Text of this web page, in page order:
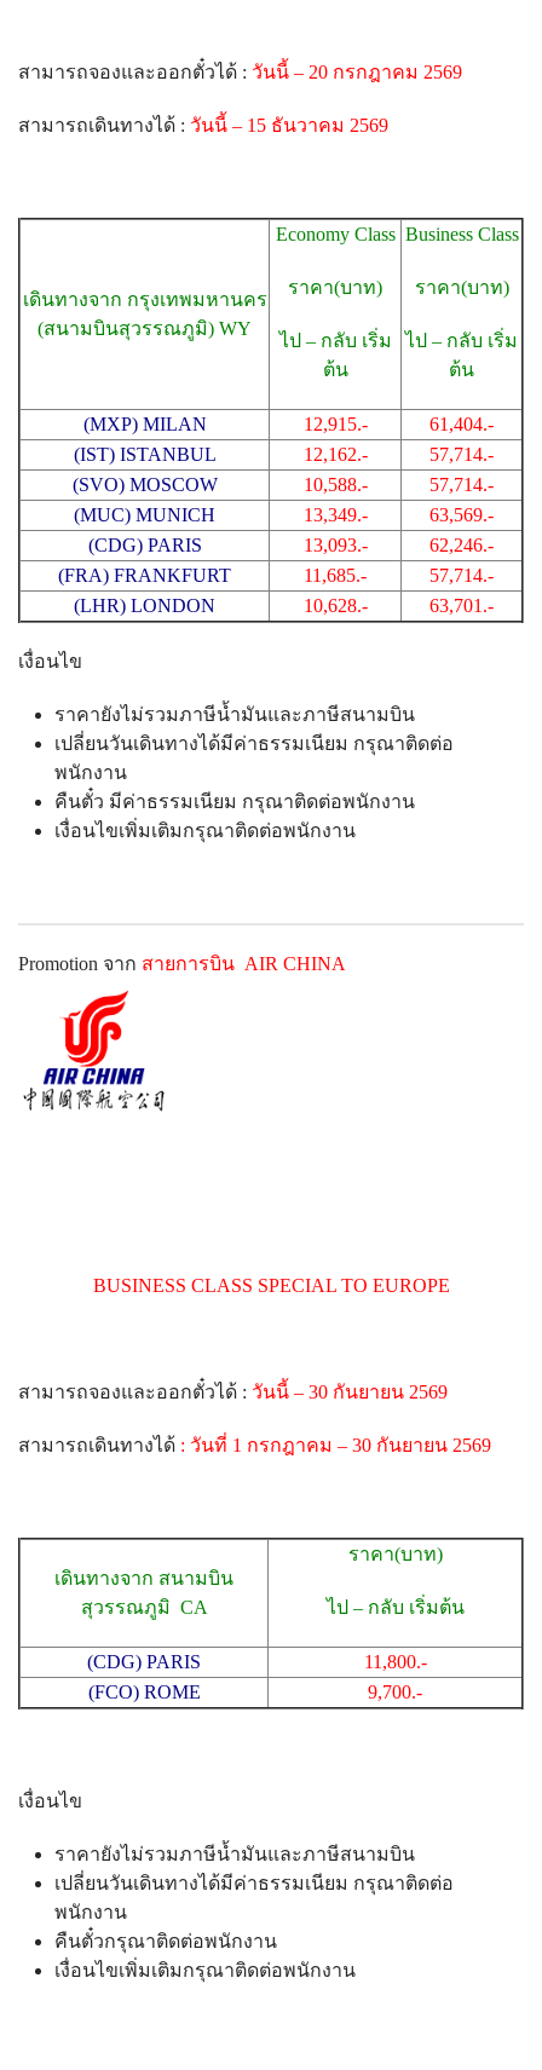
สามารถจองและออกตั๋วได้ : วันนี้ – 20 กรกฎาคม 2569
สามารถเดินทางได้ : วันนี้ – 15 ธันวาคม 2569
เดินทางจาก กรุงเทพมหานคร
(สนามบินสุวรรณภูมิ) WY
Economy Class
ราคา(บาท)
ไป – กลับ เริ่ม
ต้น
Business Class
ราคา(บาท)
ไป – กลับ เริ่ม
ต้น
(MXP) MILAN 12,915.-
61,404.-
(IST) ISTANBUL
12,162.-
57,714.-
(SVO) MOSCOW
10,588.-
57,714.-
(MUC) MUNICH
13,349.-
63,569.-
(CDG) PARIS
13,093.-
62,246.-
(FRA) FRANKFURT
11,685.-
57,714.-
(LHR) LONDON
10,628.- 63,701.-
เงื่อนไข
ราคายังไม่รวมภาษีน้ำมันและภาษีสนามบิน
เปลี่ยนวันเดินทางได้มีค่าธรรมเนียม กรุณาติดต่อ
พนักงาน
คืนตั๋ว มีค่าธรรมเนียม กรุณาติดต่อพนักงาน
เงื่อนไขเพิ่มเติมกรุณาติดต่อพนักงาน
Promotion จาก สายการบิน AIR CHINA
BUSINESS CLASS SPECIAL TO EUROPE
สามารถจองและออกตั๋วได้ : วันนี้ – 30 กันยายน 2569
สามารถเดินทางได้ : วันที่ 1 กรกฎาคม – 30 กันยายน 2569
เดินทางจาก สนามบิน
สุวรรณภูมิ CA
ราคา(บาท)
ไป – กลับ เริ่มต้น
(CDG) PARIS
11,800.-
(FCO) ROME
9,700.-
เงื่อนไข
ราคายังไม่รวมภาษีน้ำมันและภาษีสนามบิน
เปลี่ยนวันเดินทางได้มีค่าธรรมเนียม กรุณาติดต่อ
พนักงาน
คืนตั๋วกรุณาติดต่อพนักงาน
เงื่อนไขเพิ่มเติมกรุณาติดต่อพนักงาน